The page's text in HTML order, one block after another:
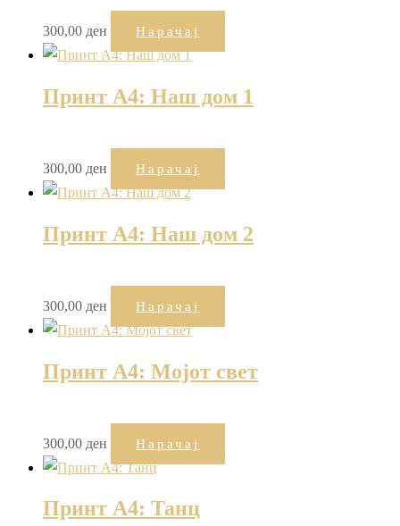
300,00 ден Нарачај
Принт А4: Наш дом 1
300,00 ден Нарачај
Принт А4: Наш дом 2
300,00 ден Нарачај
Принт А4: Мојот свет
300,00 ден Нарачај
Принт А4: Танц